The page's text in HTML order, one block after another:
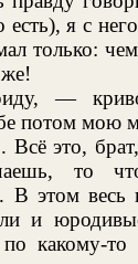
я с
только:
—
потом мою
Всё это,
то
этом весь
и
какому-то